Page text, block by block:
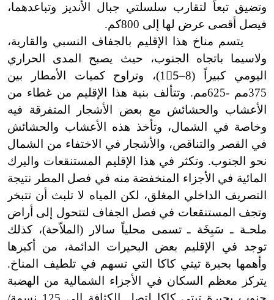
وتضيق تبعاً لتقارب سلسلتي جبال الأنديز وتباعدهما،
فيصل أقصى عرض لها إلى 800كم.
يتسم مناخ هذا الإقليم بالجفاف النسبي والقارية،
ولاسيما باتجاه الجنوب، حيث يصبح المدى الحراري
اليومي كبيراً (8 –15ْ
)، وتراوح كميات الأمطار بين
375مم
-
625مم. وتتألف بنية هذا الإقليم من غطاء من
الأعشاب والحشائش مع بعض الأشجار المتفرقة فيه
وخاصة في الشمال، وتأخذ هذه الأعشاب والحشائش
في القصر والتناقص، والأشجار في الاختفاء من الشمال
نحو الجنوب. وتكثر في هذا الإقليم المستنقعات والبرك
المائية في الأجزاء المنخفضة منه في فصل المطر نتيجة
التصريف الداخلي المغلق، لكن المياه لا تلبث أن تتبخر
وتجف المستنقعات في فصل الجفاف لتتحول إلى أراض
ملحـة ـ سَبِخَة ـ تسمى محلياً سالار (الملاّحة)، كذلك
توجد في الإقليم بعض البحيرات الدائمة، من أكبرها
وأهمها بحيرة تيتي كاكا التي تسهم في تلطيف المناخ.
يتركز معظم السكان في الأجزاء الشمالية من الهضبة